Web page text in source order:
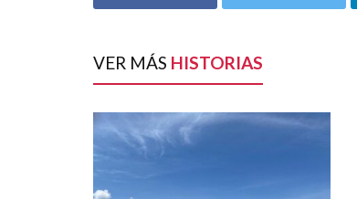
VER MÁS HISTORIAS